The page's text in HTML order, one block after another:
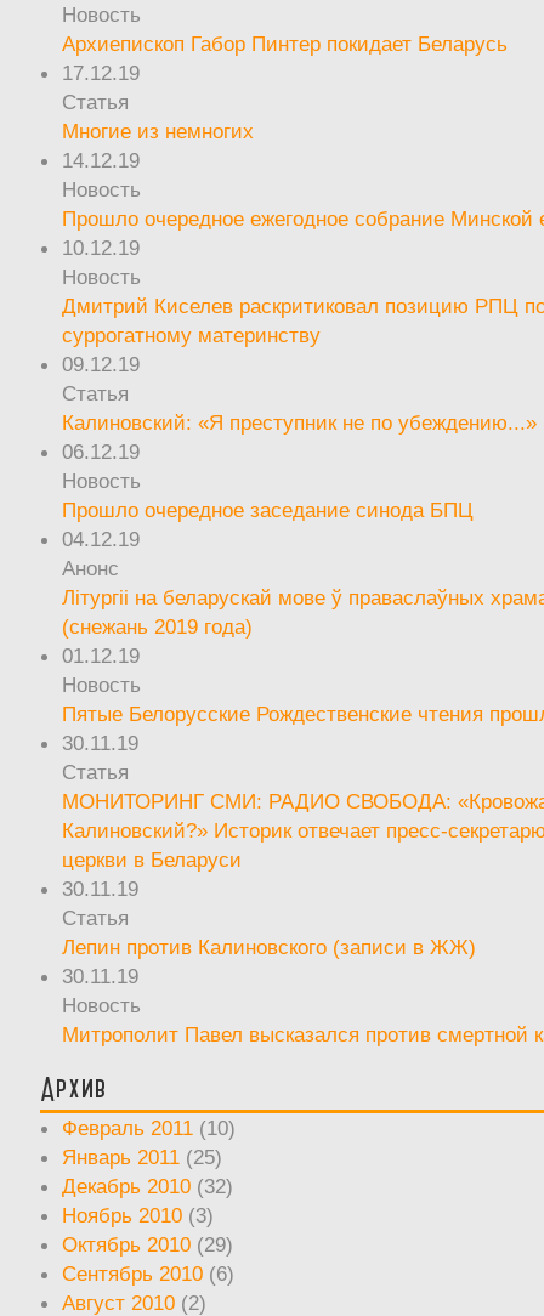
Новость
Архиепископ Габор Пинтер покидает Беларусь
17.12.19
Статья
Многие из немногих
14.12.19
Новость
Прошло очередное ежегодное собрание
10.12.19
Новость
Дмитрий Киселев раскритиковал позицию РПЦ
суррогатному материнству
09.12.19
Статья
Калиновский: «Я преступник не по убеждению...»
06.12.19
Новость
Прошло очередное заседание синода БПЦ
04.12.19
Анонс
Літургіі на беларускай мове ў праваслаўных
(снежань 2019 года)
01.12.19
Новость
Пятые Белорусские Рождественские чтения
30.11.19
Статья
МОНИТОРИНГ СМИ: РАДИО СВОБОДА:
Калиновский?» Историк отвечает пресс-
церкви в Беларуси
30.11.19
Статья
Лепин против Калиновского (записи в ЖЖ)
30.11.19
Новость
Митрополит Павел высказался против смертной
Архив
Февраль 2011 (10)
Январь 2011 (25)
Декабрь 2010 (32)
Ноябрь 2010 (3)
Октябрь 2010 (29)
Сентябрь 2010 (6)
Август 2010 (2)